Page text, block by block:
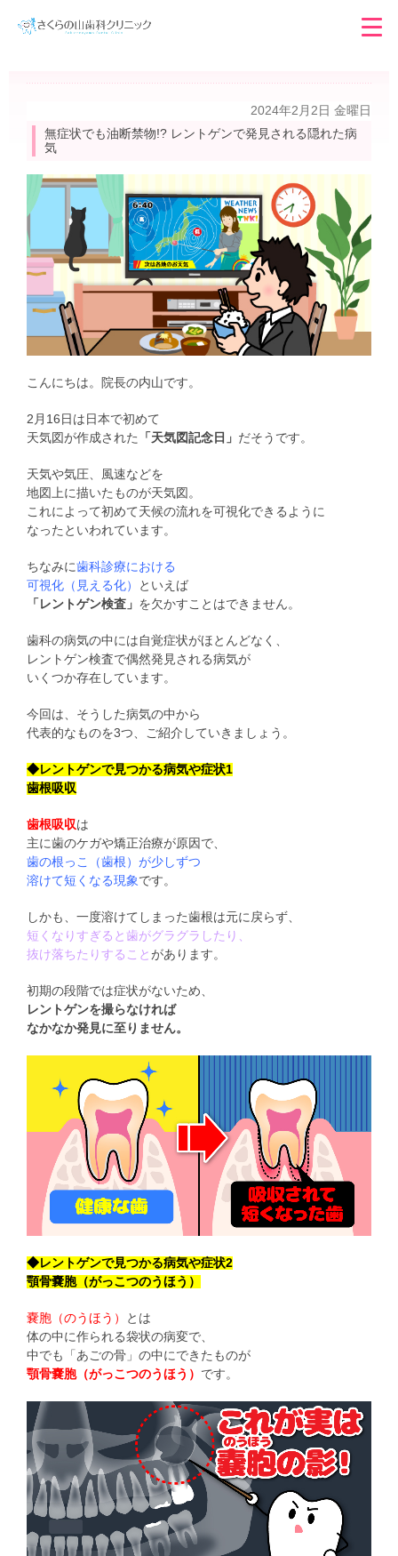
2024年2月2日 金曜日
無症状でも油断禁物!? レントゲンで発見される隠れた病
気
こんにちは。院長の内山です。
2月16日は日本で初めて
天気図が作成された
「天気図記念日」 だそうです。
天気や気圧、風速などを
地図上に描いたものが天気図。
これによって初めて天候の流れを可視化できるように
なったといわれています。
ちなみに歯科診療における
可視化（見える化）
といえば
「レントゲン検査」 を欠かすことはできません。
歯科の病気の中には自覚症状がほとんどなく、
レントゲン検査で偶然発見される病気が
いくつか存在しています。
今回は、そうした病気の中から
代表的なものを3つ、ご紹介していきましょう。
◆レントゲンで見つかる病気や症状1
歯根吸収
歯根吸収は
主に歯のケガや矯正治療が原因で、
歯の根っこ（歯根）が少しずつ
溶けて短くなる現象 です。
しかも、一度溶けてしまった歯根は元に戻らず、
短くなりすぎると歯がグラグラしたり、
抜け落ちたりすること があります。
初期の段階では症状がないため、
レントゲンを撮らなければ
なかなか発見に至りません。
◆レントゲンで見つかる病気や症状2
顎骨嚢胞（がっこつのうほう）
嚢胞（のうほう）
とは
体の中に作られる袋状の病変で、
中でも「あごの骨」の中にできたものが
顎骨嚢胞（がっこつのうほう） です。